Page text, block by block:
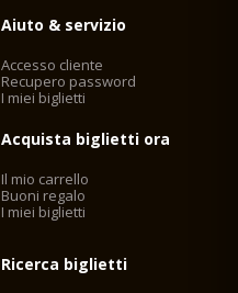
Aiuto & servizio
Accesso cliente
Recupero password
I miei biglietti
Acquista biglietti ora
Il mio carrello
Buoni regalo
I miei biglietti
Ricerca biglietti